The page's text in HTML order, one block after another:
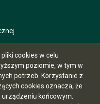
cookies w celu
poziomie, w tym w
potrzeb. Korzystanie z
cookies oznacza, że
końcowym.